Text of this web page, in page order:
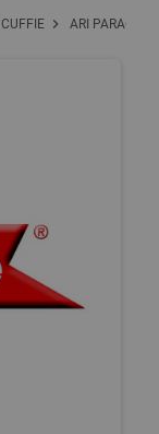
chevron_right ARI